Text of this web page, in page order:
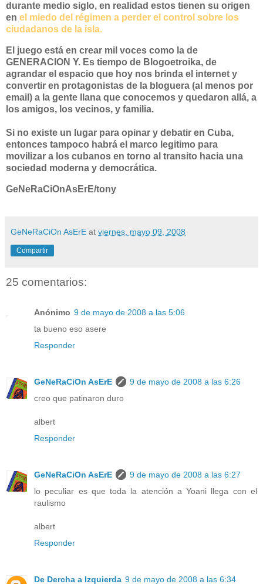
durante medio siglo, en realidad estos tienen su origen
en el miedo del régimen a perder el control sobre los
ciudadanos de la isla.
El juego está en crear mil voces como la de
GENERACION Y. Es tiempo de Blogoetroika, de
agrandar el espacio que hoy nos brinda el internet y
convertir en protagonistas de la bloguera (al menos por
email) a la gente llana que conocemos y quedaron allá, a
los amigos, los vecinos, y familia.
Si no existe un lugar para opinar y debatir en Cuba,
entonces tampoco habrá el marco legitimo para
movilizar a los cubanos en torno al transito hacia una
sociedad moderna y democrática.
GeNeRaCiOnAsErE/tony
GeNeRaCiOn AsErE at viernes, mayo 09, 2008
Compartir
25 comentarios:
Anónimo 9 de mayo de 2008 a las 5:06
ta bueno eso asere
Responder
GeNeRaCiOn AsErE
9 de mayo de 2008 a las 6:26
creo que patinaron duro
albert
Responder
GeNeRaCiOn AsErE
9 de mayo de 2008 a las 6:27
lo peculiar es que toda la atención a Yoani llega con el
raulismo
albert
Responder
De Dercha a Izquierda 9 de mayo de 2008 a las 6:34